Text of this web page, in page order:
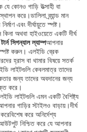
যে কোনও গাড়ি উত্সাহী বা
করে।ডালিলা ব্র্যান্ড মান
এবং দীর্ঘায়ুতে স্পষ্ট।
অথবা হাইওয়েতে একটি দীর্ঘ
সিগন্যাল ল্যাম্পআপনার
স্পষ্ট করুন। এলইডি ব্রেক
হ্রাস বা থামার বিষয়ে সতর্ক
লাইটগুলি কেবলমাত্র তাদের
জন্য তাদের অবদানের জন্য
করে।
লাইটগুলি এমন একটি বৈশিষ্ট্য
গাড়ির স্টাইলও বাড়ায়।দীর্ঘ
করে অনির্দেশ্য
নিশ্চিত করে যে আপনার